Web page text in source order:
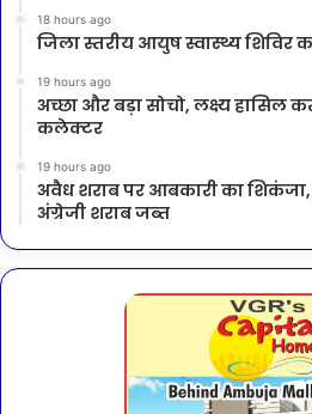
18 hours ago
जिला स्तरीय आयुष स्वास्थ्य
19 hours ago
अच्छा और बड़ा सोचो, लक्ष्य
कलेक्टर
19 hours ago
अवैध शराब पर आबकारी का
अंग्रेजी शराब जब्त